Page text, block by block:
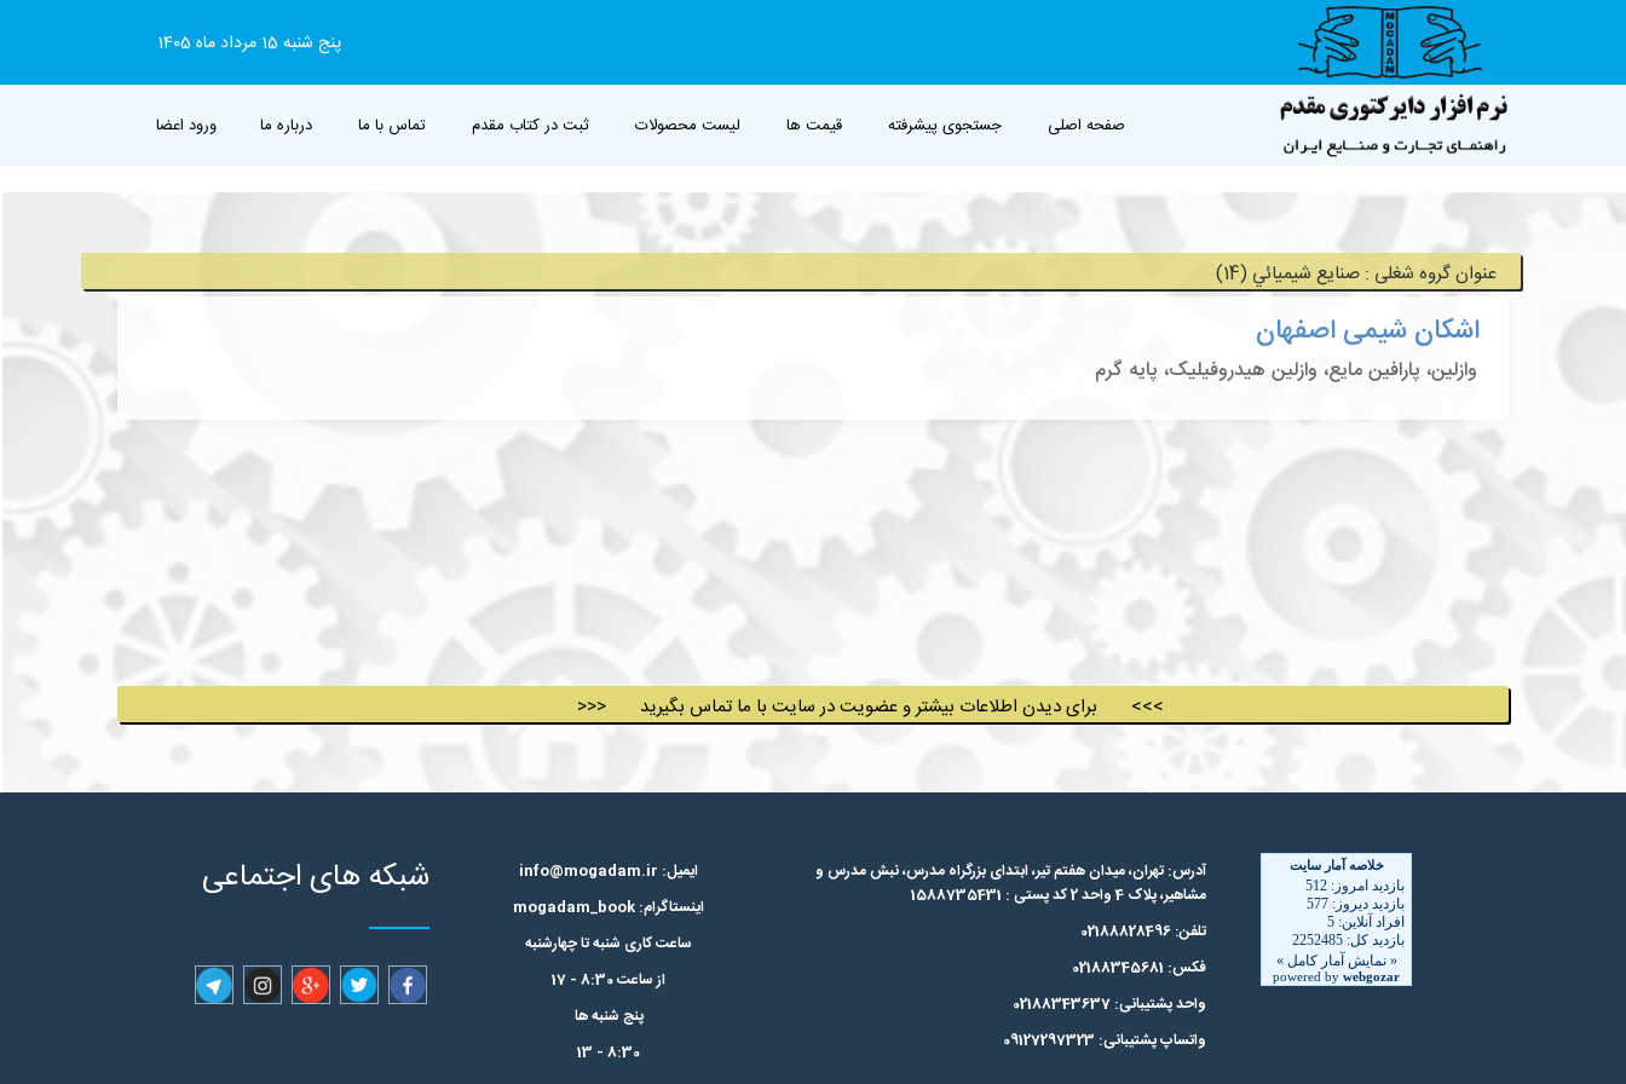
پنج شنبه 15 مرداد ماه 1405
صفحه اصلی جستجوی پیشرفته قیمت ها لیست محصولات ثبت در کتاب مقدم تماس با ما درباره ما ورود اعضا
عنوان گروه شغلی : صنايع شيميائي (14)
اشکان شیمی اصفهان
وازلین، پارافین مایع، وازلین هیدروفیلیک، پایه گرم
>>> برای دیدن اطلاعات بیشتر و عضویت در سایت با ما تماس بگیرید <<<
آدرس: تهران، میدان هفتم تیر، ابتدای بزرگراه مدرس،‌ نبش مدرس و
مشاهیر، پلاک 4 واحد 2 کد پستی : 1588735431
تلفن: 02188828496
فکس: 02188345681
واحد پشتیبانی: 02188343637
واتساپ پشتیبانی: 09127297323
ایمیل: info@mogadam.ir
اینستاگرام: mogadam_book
ساعت کاری شنبه تا چهارشنبه
از ساعت 8:30 - 17
پنج شنبه ها
8:30 - 13
شبکه های اجتماعی